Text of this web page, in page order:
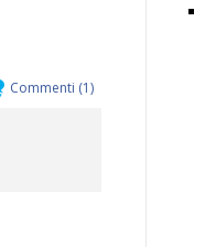
Commenti (1)